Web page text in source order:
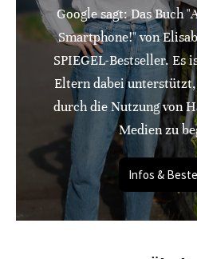
Google sagt: Das Buch
Smartphone!" von
SPIEGEL-Bestseller. Es
Eltern dabei
durch die Nutzung von
Medien zu
Infos &